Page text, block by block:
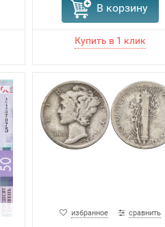
В корзину
избранное сравнить